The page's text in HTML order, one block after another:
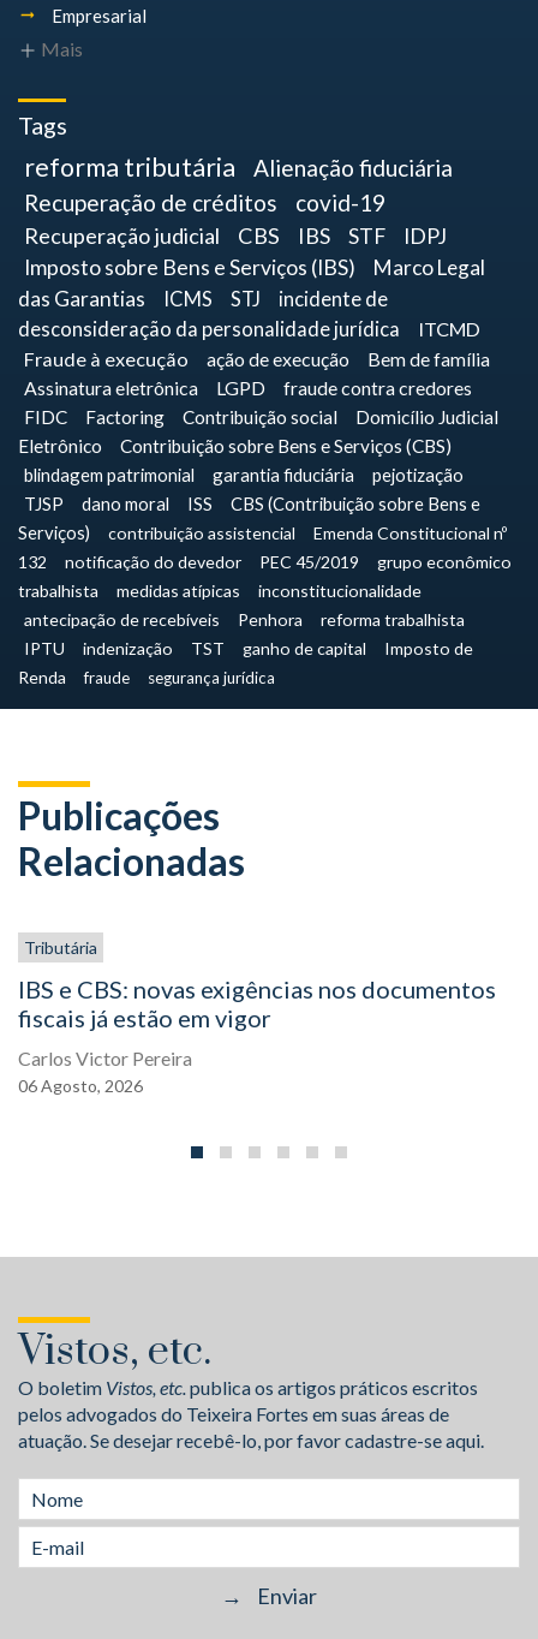
Empresarial
Mais
Tags
reforma tributária
Alienação fiduciária
Recuperação de créditos
covid-19
Recuperação judicial CBS IBS STF
IDPJ
Imposto sobre Bens e Serviços (IBS)
Marco Legal
das Garantias
ICMS STJ
incidente de
desconsideração da personalidade jurídica
ITCMD
Fraude à execução
ação de execução
Bem de família
Assinatura eletrônica
LGPD fraude contra credores
FIDC Factoring Contribuição social
Domicílio Judicial
Eletrônico
Contribuição sobre Bens e Serviços (CBS)
blindagem patrimonial
garantia fiduciária
pejotização
TJSP
dano moral ISS
CBS (Contribuição sobre Bens e
Serviços)
contribuição assistencial
Emenda Constitucional nº
132
notificação do devedor PEC 45/2019
grupo econômico
trabalhista
medidas atípicas
inconstitucionalidade
antecipação de recebíveis
Penhora
reforma trabalhista
IPTU
indenização TST ganho de capital
Imposto de
Renda
fraude segurança jurídica
Publicações
Relacionadas
Tributária
IBS e CBS: novas exigências nos documentos
fiscais já estão em vigor
Carlos Victor Pereira
06Agosto, 2026
Vistos, etc.
O boletim Vistos, etc.publica os artigos práticos escritos
pelos advogados do Teixeira Fortes em suas áreas de
atuação. Se desejar recebê-lo, por favor cadastre-se aqui.